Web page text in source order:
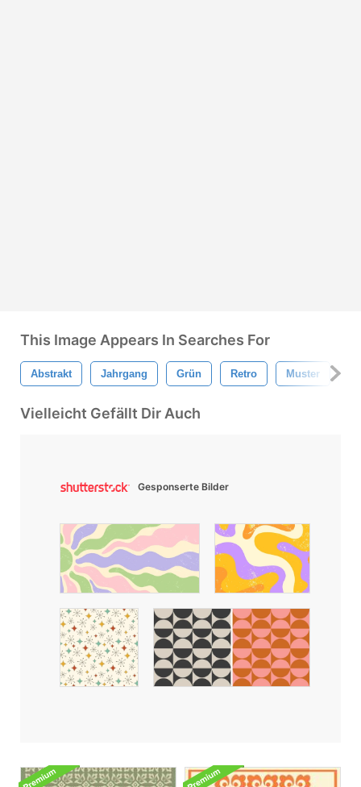
This Image Appears In Searches For
Abstrakt Jahrgang Grün Retro Muster
Vielleicht Gefällt Dir Auch
Gesponserte Bilder